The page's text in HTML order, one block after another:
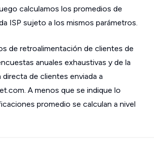
calculamos los promedios de
ISP sujeto a los mismos parámetros.
de retroalimentación de clientes de
anuales exhaustivas y de la
de clientes enviada a
A menos que se indique lo
promedio se calculan a nivel